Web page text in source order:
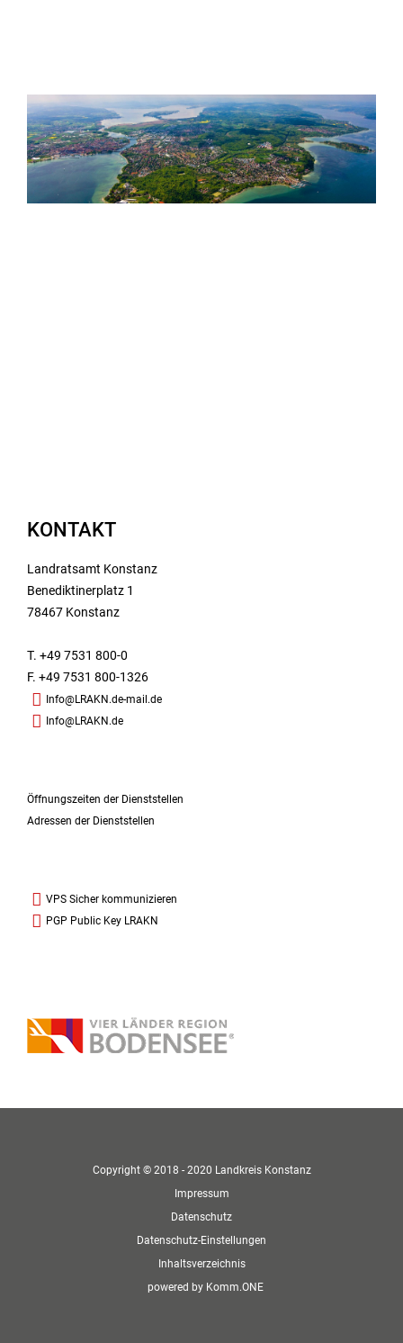
KONTAKT
Landratsamt Konstanz
Benediktinerplatz 1
78467 Konstanz
T. +49 7531 800-0
F. +49 7531 800-1326
Info@LRAKN.de-mail.de
Info@LRAKN.de
Öffnungszeiten der Dienststellen
Adressen der Dienststellen
VPS Sicher kommunizieren
PGP Public Key LRAKN
Copyright © 2018 - 2020 Landkreis Konstanz
Impressum
Datenschutz
Datenschutz-Einstellungen
Inhaltsverzeichnis
powered by Komm.ONE